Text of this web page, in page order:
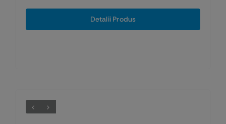
157,37 lei
până
Detalii Produs